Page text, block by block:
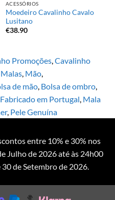
ACESSÓRIOS
Moedeiro Cavalinho Cavalo
Lusitano
€38.90
Promoções,Cavalinho
Malas, Mão,
de mão, Bolsa de ombro,
Fabricado em Portugal, Mala
, Pele Genuína
entre 10% e 30% nos
Julho de 2026 até às 24h00
de Setembro de 2026.